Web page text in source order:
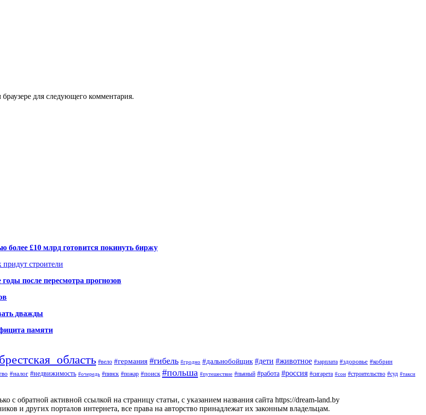
для следующего комментария.
более £10 млрд готовится покинуть биржу
придут строители
после пересмотра прогнозов
дважды
памяти
#вело #германия #гибель #гродно #дальнобойщик #дети #животное #зарплата #здоровье #кобрин
#налог #недвижимость #очередь #пинск #пожар #поиск #польша #путешествие #пьяный #работа #россия #сигарета #сон #строительство #суд #такси
с обратной активной ссылкой на страницу статьи, с указанием названия сайта https://dream-land.by
и других порталов интернета, все права на авторство принадлежат их законным владельцам.